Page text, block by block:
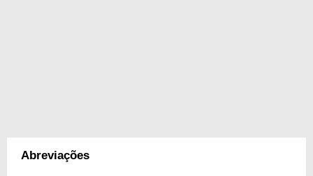
Abreviações